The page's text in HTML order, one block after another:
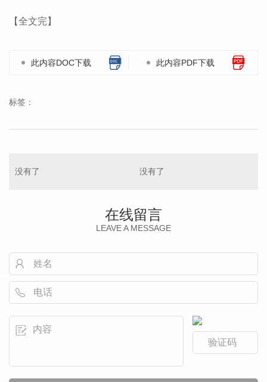
【全文完】
此内容DOC下载 此内容PDF下载
标签：
没有了 没有了
在线留言
LEAVE A MESSAGE